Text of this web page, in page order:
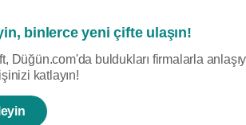
binlerce yeni çifte ulaşın!
Düğün.com'da buldukları firmalarla
katlayın!